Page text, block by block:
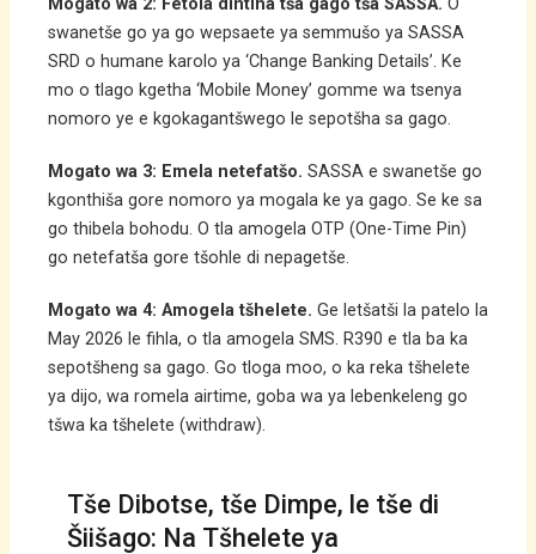
Mogato wa 2: Fetola dintlha tša gago tša SASSA. O
swanetše go ya go wepsaete ya semmušo ya SASSA
SRD o humane karolo ya ‘Change Banking Details’. Ke
mo o tlago kgetha ‘Mobile Money’ gomme wa tsenya
nomoro ye e kgokagantšwego le sepotšha sa gago.
Mogato wa 3: Emela netefatšo. SASSA e swanetše go
kgonthiša gore nomoro ya mogala ke ya gago. Se ke sa
go thibela bohodu. O tla amogela OTP (One-Time Pin)
go netefatša gore tšohle di nepagetše.
Mogato wa 4: Amogela tšhelete. Ge letšatši la patelo la
May 2026 le fihla, o tla amogela SMS. R390 e tla ba ka
sepotšheng sa gago. Go tloga moo, o ka reka tšhelete
ya dijo, wa romela airtime, goba wa ya lebenkeleng go
tšwa ka tšhelete (withdraw).
Tše Dibotse, tše Dimpe, le tše di
Šiišago: Na Tšhelete ya